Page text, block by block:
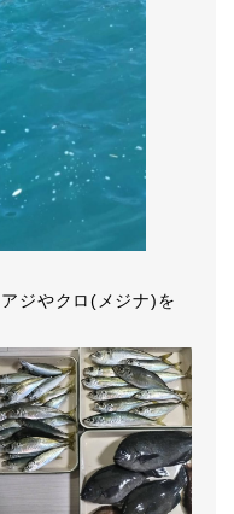
ジやクロ(メジナ)を